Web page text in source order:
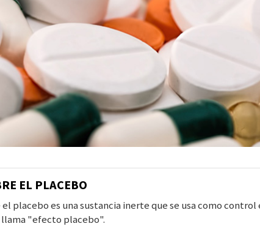
EL PLACEBO
el placebo es una sustancia inerte que se usa como
llama "efecto placebo".